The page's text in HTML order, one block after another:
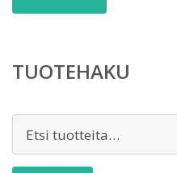
TUOTEHAKU